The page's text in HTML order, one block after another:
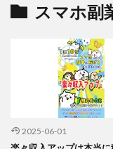
スマホ副
2025-06-01